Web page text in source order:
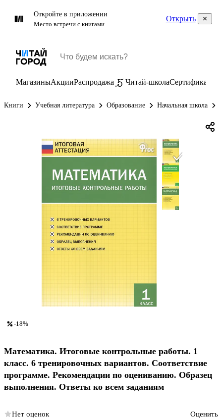
Откройте в приложении
Место встречи с книгами
Открыть
МагазиныАкцииРаспродажа Читай-школаСертификаты
Книги Учебная литература Образование Начальная школа
-18%
Математика. Итоговые контрольные работы. 1
класс. 6 тренировочных вариантов. Соответствие
программе. Рекомендации по оцениванию. Образец
выполнения. Ответы ко всем заданиям
Нет оценок
Оценить